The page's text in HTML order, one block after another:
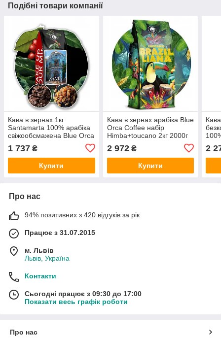
Подібні товари компанії
Кава в зернах 1кг
Santamarta 100% арабіка
свіжообсмажена Blue Orca
1 737 ₴
Купити
Кава в зернах арабіка Blue
Orca Coffee набір
Himba+toucano 2кг 2000г
100% бонус
2 972₴
Купити
2
Про нас
94% позитивних з 420 відгуків за рік
Працює з 31.07.2015
м. Львів
Львів, Україна
Контакти
Сьогодні працює з 09:30 до 17:00
Показати весь графік роботи
Про нас